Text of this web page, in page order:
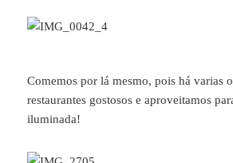
Comemos por lá mesmo, pois há varias
restaurantes gostosos e aproveitamos
iluminada!